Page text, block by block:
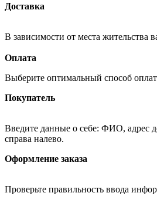
Доставка
В зависимости от места
Оплата
Выберите оптимальный способ
Покупатель
Введите данные о себе: ФИО, адрес
справа налево.
Оформление заказа
Проверьте правильность ввода